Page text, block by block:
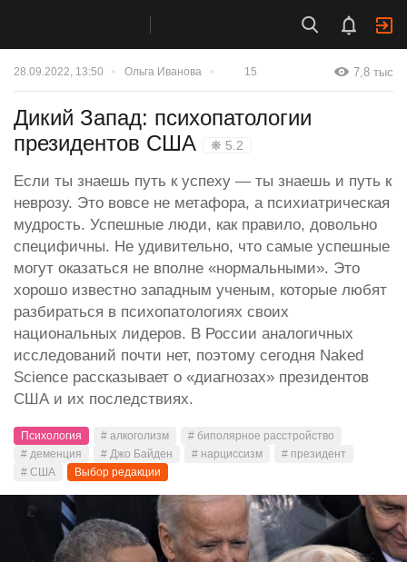
28.09.2022, 13:50 Ольга Иванова 15 7,8 тыс
Дикий Запад: психопатологии
президентов США
❋ 5.2
Если ты знаешь путь к успеху — ты знаешь и путь к
неврозу. Это вовсе не метафора, а психиатрическая
мудрость. Успешные люди, как правило, довольно
специфичны. Не удивительно, что самые успешные
могут оказаться не вполне «нормальными». Это
хорошо известно западным ученым, которые любят
разбираться в психопатологиях своих
национальных лидеров. В России аналогичных
исследований почти нет, поэтому сегодня Naked
Science рассказывает о «диагнозах» президентов
США и их последствиях.
Психология # алкоголизм
# биполярное расстройство
# деменция
# Джо Байден # нарциссизм
# президент
# США
Выбор редакции